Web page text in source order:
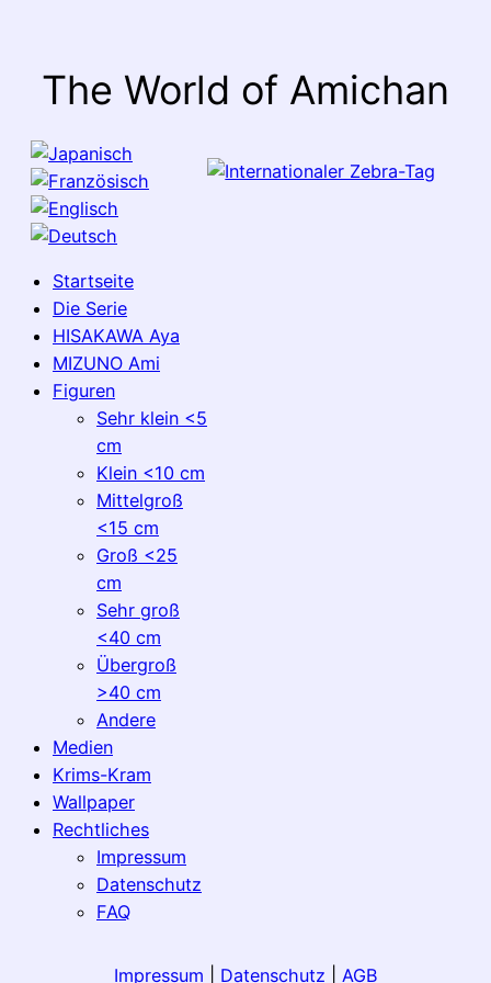
The World of Amichan
Startseite
Die Serie
HISAKAWA Aya
MIZUNO Ami
Figuren
Sehr klein <5
cm
Klein <10 cm
Mittelgroß
<15 cm
Groß <25
cm
Sehr groß
<40 cm
Übergroß
>40 cm
Andere
Medien
Krims-Kram
Wallpaper
Rechtliches
Impressum
Datenschutz
FAQ
Impressum Datenschutz AGB